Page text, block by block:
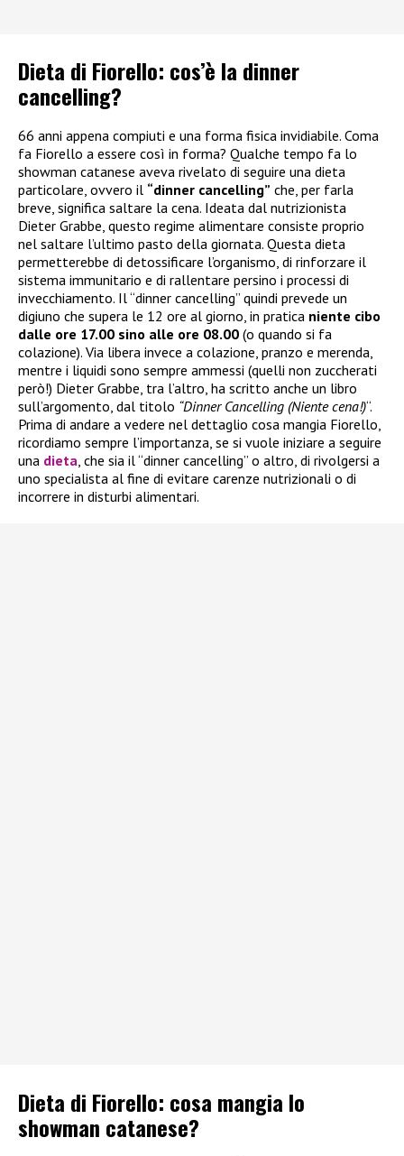
Dieta di Fiorello: cos’è la dinner
cancelling?
66 anni appena compiuti e una forma fisica invidiabile. Coma
fa Fiorello a essere così in forma? Qualche tempo fa lo
showman catanese aveva rivelato di seguire una dieta
particolare, ovvero il “dinner cancelling” che, per farla
breve, significa saltare la cena. Ideata dal nutrizionista
Dieter Grabbe, questo regime alimentare consiste proprio
nel saltare l’ultimo pasto della giornata. Questa dieta
permetterebbe di detossificare l’organismo, di rinforzare il
sistema immunitario e di rallentare persino i processi di
invecchiamento. Il “dinner cancelling” quindi prevede un
digiuno che supera le 12 ore al giorno, in pratica niente cibo
dalle ore 17.00 sino alle ore 08.00 (o quando si fa
colazione). Via libera invece a colazione, pranzo e merenda,
mentre i liquidi sono sempre ammessi (quelli non zuccherati
però!) Dieter Grabbe, tra l’altro, ha scritto anche un libro
sull’argomento, dal titolo “Dinner Cancelling (Niente cena!)“.
Prima di andare a vedere nel dettaglio cosa mangia Fiorello,
ricordiamo sempre l’importanza, se si vuole iniziare a seguire
una dieta, che sia il “dinner cancelling” o altro, di rivolgersi a
uno specialista al fine di evitare carenze nutrizionali o di
incorrere in disturbi alimentari.
Dieta di Fiorello: cosa mangia lo
showman catanese?